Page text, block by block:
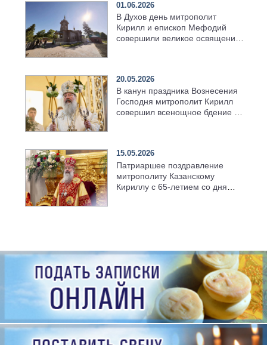
01.06.2026
В Духов день митрополит
Кирилл и епископ Мефодий
совершили великое освящение
20.05.2026
В канун праздника Вознесения
Господня митрополит Кирилл
совершил всенощное бдение в
15.05.2026
Патриаршее поздравление
митрополиту Казанскому
Кириллу с 65-летием со дня